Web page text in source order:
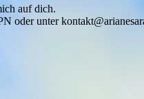
auf dich.
oder unter